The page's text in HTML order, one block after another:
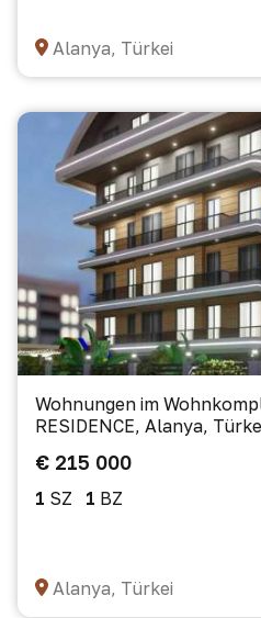
Alanya, Türkei
Wohnungen im
RESIDENCE, Alanya,
€ 215 000
1 SZ 1 BZ
Alanya, Türkei